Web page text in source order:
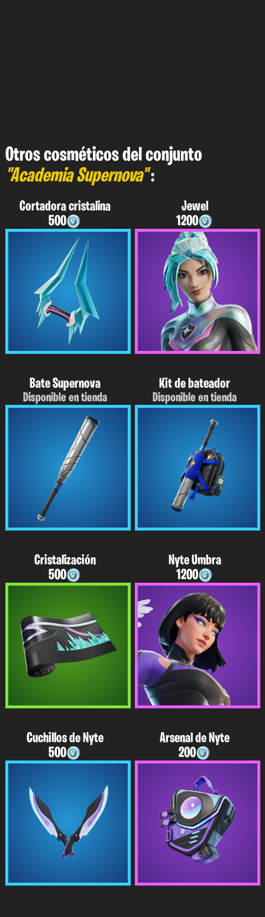
Otros cosméticos del conjunto
"Academia Supernova":
Cortadora cristalina
500
Jewel
1200
Bate Supernova
Disponible en tienda
Kit de bateador
Disponible en tienda
Cristalización
500
Nyte Umbra
1200
Cuchillos de Nyte
500
Arsenal de Nyte
200